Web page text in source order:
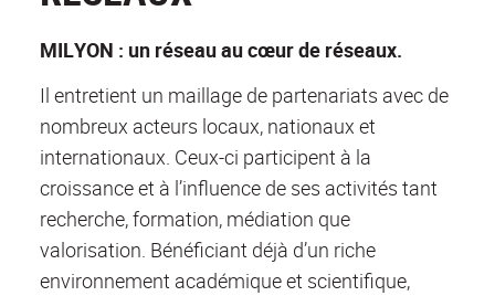
MILYON : un réseau au cœur de réseaux.
Il entretient un maillage de partenariats avec de
nombreux acteurs locaux, nationaux et
internationaux. Ceux-ci participent à la
croissance et à l’influence de ses activités tant
recherche, formation, médiation que
valorisation. Bénéficiant déjà d’un riche
environnement académique et scientifique,